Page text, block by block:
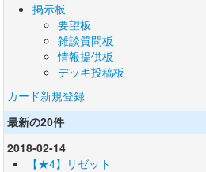
掲示板
要望板
雑談質問板
情報提供板
デッキ投稿板
カード新規登録
最新の20件
2018-02-14
【★4】リゼット